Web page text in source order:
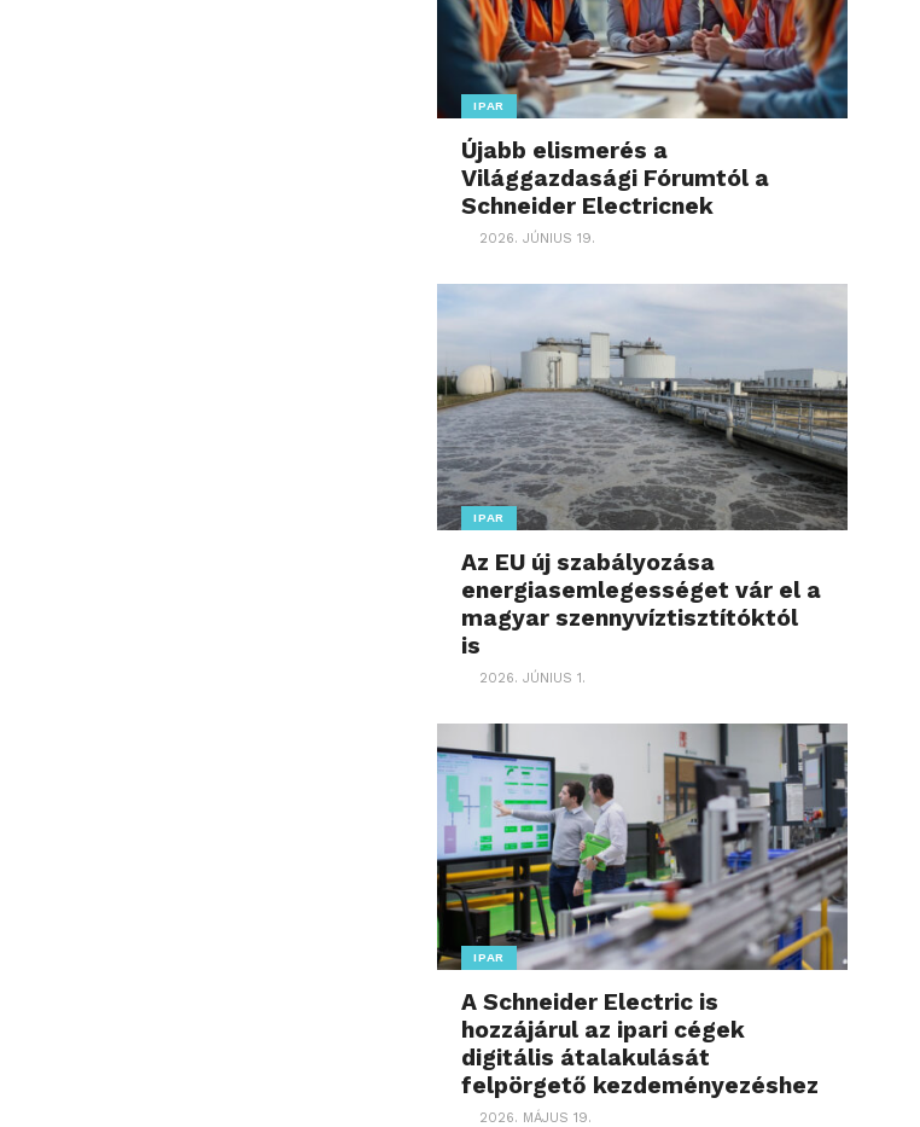
IPAR
Újabb elismerés a
Világgazdasági Fórumtól a
Schneider Electricnek
2026. JÚNIUS 19.
IPAR
Az EU új szabályozása
energiasemlegességet vár el a
magyar szennyvíztisztítóktól
is
2026. JÚNIUS 1.
IPAR
A Schneider Electric is
hozzájárul az ipari cégek
digitális átalakulását
felpörgető kezdeményezéshez
2026. MÁJUS 19.